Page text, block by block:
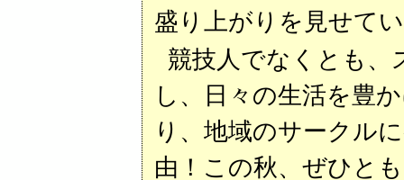
盛り上がりを見せて
競技人でなくとも、
し、日々の生活を豊
り、地域のサークル
由！この秋、ぜひと